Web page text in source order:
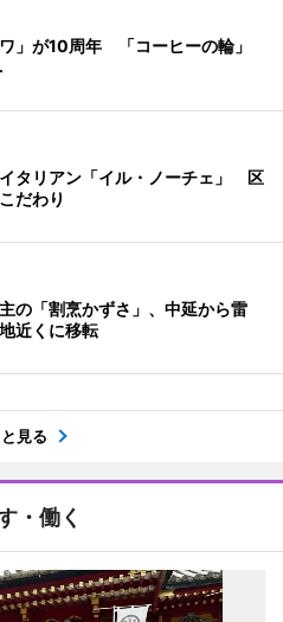
」が10周年 「コーヒーの輪」
タリアン「イル・ノーチェ」 区
だわり
の「割烹かずさ」、中延から雷
近くに移転
見る
・働く